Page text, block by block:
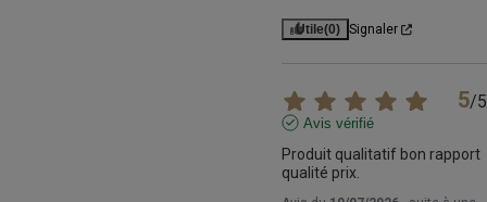
Utile(0) Signaler
5/5
Avis vérifié
Produit qualitatif bon rapport
qualité prix.